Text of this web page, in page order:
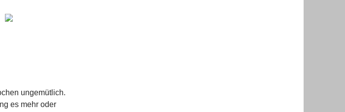
ungemütlich.
es mehr oder